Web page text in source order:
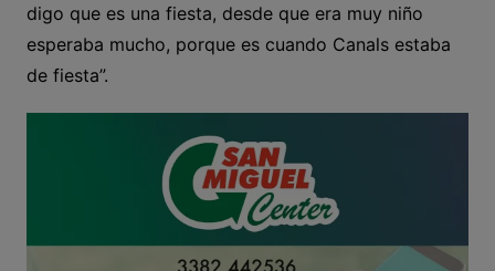
digo que es una fiesta, desde que era muy niño
esperaba mucho, porque es cuando Canals estaba
de fiesta”.